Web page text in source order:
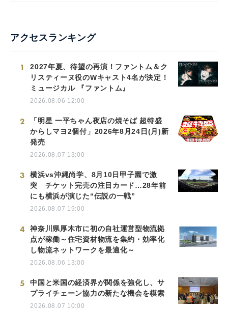
アクセスランキング
1
2027年夏、待望の再演！ファントム＆ク
リスティーヌ役のWキャスト4名が決定！
ミュージカル 『ファントム』
2026.08.06 12:00
2
「明星 一平ちゃん夜店の焼そば 超特盛
からしマヨ2個付」2026年8月24日(月)新
発売
2026.08.07 13:00
3
横浜vs沖縄尚学、8月10日甲子園で激
突 チケット完売の注目カード…28年前
にも横浜が演じた“伝説の一戦”
2026.08.07 19:00
4
神奈川県厚木市に初の自社運営型物流拠
点が稼働～住宅資材物流を集約・効率化
し物流ネットワークを最適化～
2026.08.06 13:00
5
中国と米国の経済界が関係を強化し、サ
プライチェーン協力の新たな機会を模索
2026.08.07 10:00